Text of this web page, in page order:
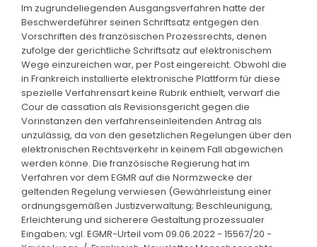
Im zugrundeliegenden Ausgangsverfahren hatte der
Beschwerdeführer seinen Schriftsatz entgegen den
Vorschriften des französischen Prozessrechts, denen
zufolge der gerichtliche Schriftsatz auf elektronischem
Wege einzureichen war, per Post eingereicht. Obwohl die
in Frankreich installierte elektronische Plattform für diese
spezielle Verfahrensart keine Rubrik enthielt, verwarf die
Cour de cassation als Revisionsgericht gegen die
Vorinstanzen den verfahrenseinleitenden Antrag als
unzulässig, da von den gesetzlichen Regelungen über den
elektronischen Rechtsverkehr in keinem Fall abgewichen
werden könne. Die französische Regierung hat im
Verfahren vor dem EGMR auf die Normzwecke der
geltenden Regelung verwiesen (Gewährleistung einer
ordnungsgemäßen Justizverwaltung; Beschleunigung,
Erleichterung und sicherere Gestaltung prozessualer
Eingaben; vgl. EGMR-Urteil vom 09.06.2022 - 15567/20 -